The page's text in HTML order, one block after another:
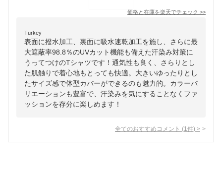
価格と在庫を楽天でチェック >>
Turkey
表面に撥水加工、裏面に吸水速乾加工を施し、さらに最
大遮蔽率98.8％のUVカット機能も備えた汗染み対策に
うってつけのTシャツです！通気性も良く、さらりとし
た肌触りで着心地もとっても快適。大きいゆったりとし
たサイズ感で体型カバーができるのも魅力的。カラーバ
リエーションも豊富で、汗染みを気にすることなくファ
ッションを存分に楽しめます！
全てのおすすめコメント (1 件) >